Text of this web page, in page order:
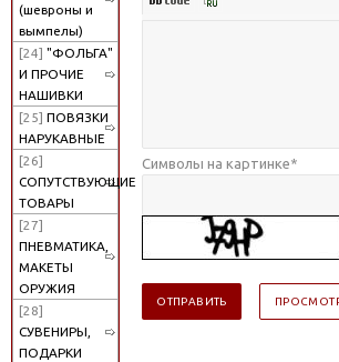
(шевроны и
вымпелы)
[24] "ФОЛЬГА"
И ПРОЧИЕ
НАШИВКИ
[25] ПОВЯЗКИ
НАРУКАВНЫЕ
[26]
СОПУТСТВУЮЩИЕ
ТОВАРЫ
[27]
ПНЕВМАТИКА,
МАКЕТЫ
ОРУЖИЯ
[28]
СУВЕНИРЫ,
ПОДАРКИ
Символы на картинке*